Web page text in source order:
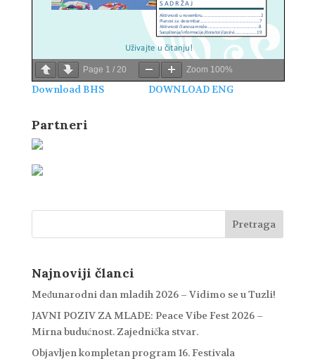
Page 1 / 20 Zoom 100%
Download BHS DOWNLOAD ENG
Partneri
Najnoviji članci
Međunarodni dan mladih 2026 – Vidimo se u Tuzli!
JAVNI POZIV ZA MLADE: Peace Vibe Fest 2026 –
Mirna budućnost. Zajednička stvar.
Objavljen kompletan program 16. Festivala